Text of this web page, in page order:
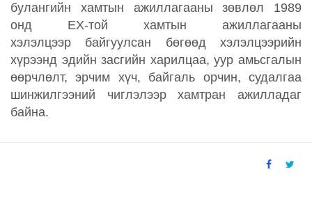
булангийн хамтын ажиллагааны зөвлөл 1989
онд ЕХ-той хамтын ажиллагааны
хэлэлцээр байгуулсан бөгөөд хэлэлцээрийн
хүрээнд эдийн засгийн харилцаа, уур амьсгалын
өөрчлөлт, эрчим хүч, байгаль орчин, судалгаа
шинжилгээний чиглэлээр хамтран ажилладаг
байна.